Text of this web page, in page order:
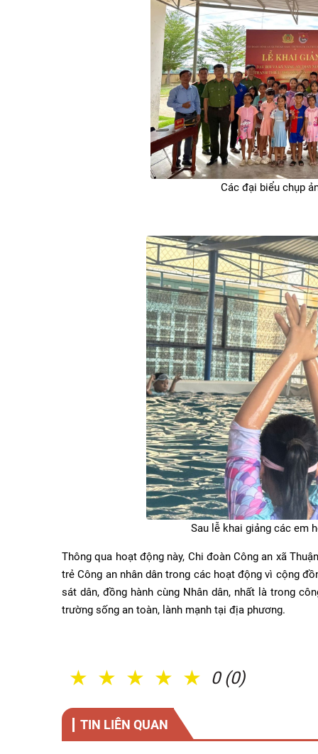
Các đại biểu chụp
Sau lễ khai giảng các em
Thông qua hoạt động này, Chi đoàn Công an xã
trẻ Công an nhân dân trong các hoạt động vì cộng
sát dân, đồng hành cùng Nhân dân, nhất là trong
trường sống an toàn, lành mạnh tại địa phương.
0 (0)
5 Sao
4 Sao
3 Sao
2 Sao
1 Sao
TIN LIÊN QUAN